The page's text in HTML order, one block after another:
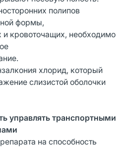
полипов
формы,
и кровоточащих, необходимо
хлорид, который
слизистой оболочки
управлять транспортными
на способность